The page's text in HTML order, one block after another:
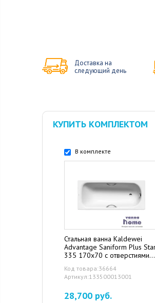
Доставка на
следующий день
КУПИТЬ КОМПЛЕКТОМ
В комплекте
Стальная ванна Kaldewei
Advantage Saniform Plus
335 170x70 с отверстиями
Clean, 133500013001
Код товара:36664
Артикул:133500013001
28,700 руб.